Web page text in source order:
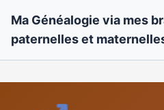
Ma Généalogie via mes
paternelles et